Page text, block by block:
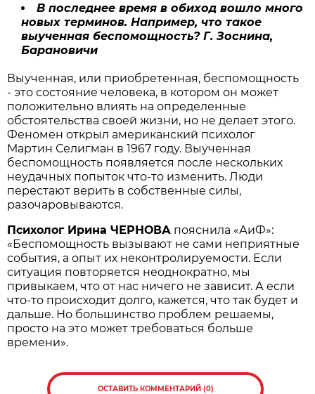
В последнее время в обиход вошло много
новых терминов. Например, что такое
выученная беспомощность? Г. Зоснина,
Барановичи
Выученная, или приобретенная, беспомощность
- это состояние человека, в котором он может
положительно влиять на определенные
обстоятельства своей жизни, но не делает этого.
Феномен открыл американский психолог
Мартин Селигман в 1967 году. Выученная
беспомощность появляется после нескольких
неудачных попыток что-то изменить. Люди
перестают верить в собственные силы,
разочаровываются.
Психолог Ирина ЧЕРНОВА пояснила «АиФ»:
«Беспомощность вызывают не сами неприятные
события, а опыт их неконтролируемости. Если
ситуация повторяется неоднократно, мы
привыкаем, что от нас ничего не зависит. А если
что-то происходит долго, кажется, что так будет и
дальше. Но большинство проблем решаемы,
просто на это может требоваться больше
времени».
ОСТАВИТЬ КОММЕНТАРИЙ (0)